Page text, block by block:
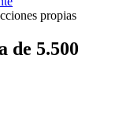
propias
de 5.500